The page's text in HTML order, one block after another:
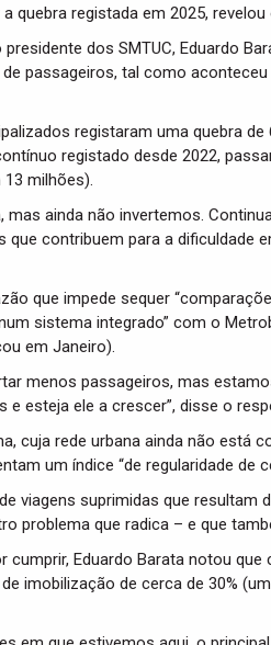
quebra registada em 2025,
dos SMTUC, Eduardo
passageiros, tal como
registaram uma quebra
registado desde 2022,
milhões).
mas ainda não invertemos.
contribuem para a dificuldade
que impede sequer
sistema integrado” com o
em Janeiro).
menos passageiros, mas
esteja ele a crescer”, disse o
cuja rede urbana ainda não está
um índice “de regularidade de
viagens suprimidas que
problema que radica – e que
cumprir, Eduardo Barata notou
imobilização de cerca de 30%